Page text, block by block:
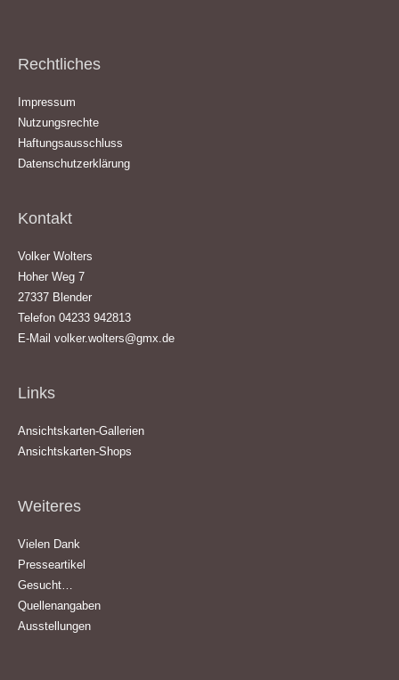
Rechtliches
Impressum
Nutzungsrechte
Haftungsausschluss
Datenschutzerklärung
Kontakt
Volker Wolters
Hoher Weg 7
27337 Blender
Telefon 04233 942813
E-Mail volker.wolters@gmx.de
Links
Ansichtskarten-Gallerien
Ansichtskarten-Shops
Weiteres
Vielen Dank
Presseartikel
Gesucht…
Quellenangaben
Ausstellungen